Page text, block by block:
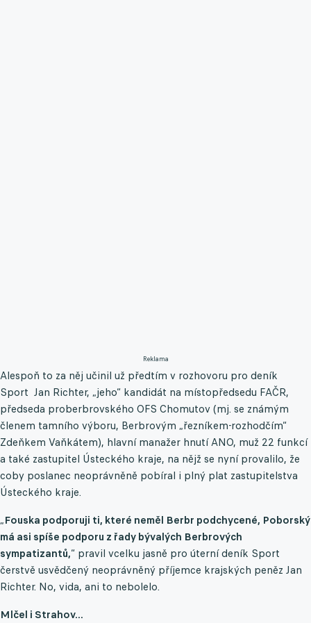
Reklama
Alespoň to za něj učinil už předtím v rozhovoru pro deník
Sport Jan Richter, „jeho“ kandidát na místopředsedu FAČR,
předseda proberbrovského OFS Chomutov (mj. se známým
členem tamního výboru, Berbrovým „řezníkem-rozhodčím“
Zdeňkem Vaňkátem), hlavní manažer hnutí ANO, muž 22 funkcí
a také zastupitel Ústeckého kraje, na nějž se nyní provalilo, že
coby poslanec neoprávněně pobíral i plný plat zastupitelstva
Ústeckého kraje.
„Fouska podporuji ti, které neměl Berbr podchycené, Poborský
má asi spíše podporu z řady bývalých Berbrových
sympatizantů,“ pravil vcelku jasně pro úterní deník Sport
čerstvě usvědčený neoprávněný příjemce krajských peněz Jan
Richter. No, vida, ani to nebolelo.
Mlčel i Strahov...